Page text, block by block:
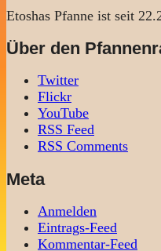
Etoshas Pfanne ist seit
Über den
Twitter
Flickr
YouTube
RSS Feed
RSS Comments
Meta
Anmelden
Eintrags-Feed
Kommentar-Feed